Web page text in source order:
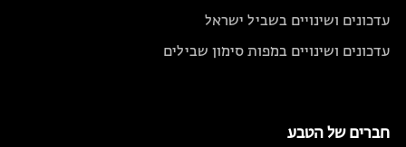
עדכונים ושינויים בשביל ישראל
עדכונים ושינויים במפות סימון שבילים
חברים של הטבע